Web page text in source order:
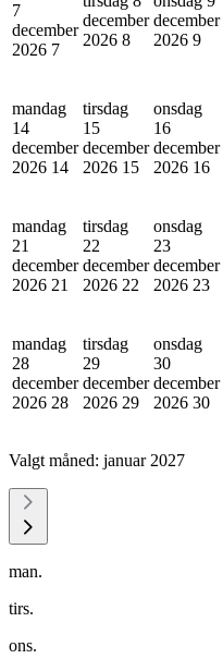
7
december
2026 7
december
2026 8
december
2026 9
mandag
14
december
2026 14
tirsdag
15
december
2026 15
onsdag
16
december
2026 16
mandag
21
december
2026 21
tirsdag
22
december
2026 22
onsdag
23
december
2026 23
mandag
28
december
2026 28
tirsdag
29
december
2026 29
onsdag
30
december
2026 30
Valgt måned: januar 2027
man.
tirs.
ons.